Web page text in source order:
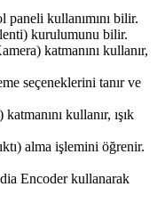
kullanımını bilir.
kurulumunu bilir.
katmanını kullanır,
seçeneklerini tanır ve
kullanır, ışık
alma işlemini öğrenir.
Encoder kullanarak